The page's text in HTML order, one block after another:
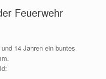
Feuerwehr
14 Jahren ein buntes